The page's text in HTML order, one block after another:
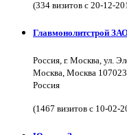
(334 визитов с 20-12-
Главмонолитстрой
Россия, г. Москва, ул.
Москва, Москва 107023
Россия
(1467 визитов с 10-02-